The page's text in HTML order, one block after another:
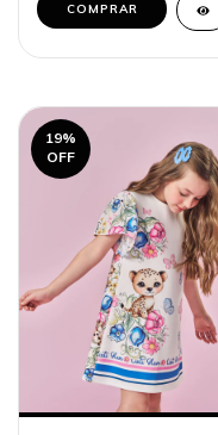
COMPRAR
19%
OFF